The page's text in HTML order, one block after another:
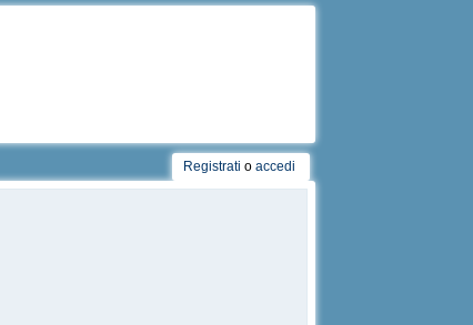
Registrati o accedi